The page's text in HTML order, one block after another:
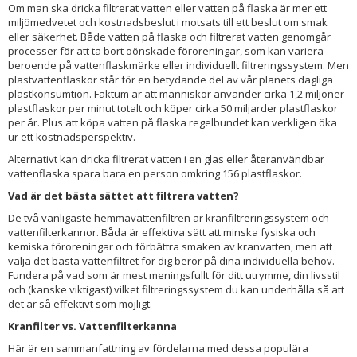
Om man ska dricka filtrerat vatten eller vatten på flaska är mer ett
miljömedvetet och kostnadsbeslut i motsats till ett beslut om smak
eller säkerhet. Både vatten på flaska och filtrerat vatten genomgår
processer för att ta bort oönskade föroreningar, som kan variera
beroende på vattenflaskmärke eller individuellt filtreringssystem. Men
plastvattenflaskor står för en betydande del av vår planets dagliga
plastkonsumtion. Faktum är att människor använder cirka 1,2 miljoner
plastflaskor per minut totalt och köper cirka 50 miljarder plastflaskor
per år. Plus att köpa vatten på flaska regelbundet kan verkligen öka
ur ett kostnadsperspektiv.
Alternativt kan dricka filtrerat vatten i en glas eller återanvändbar
vattenflaska spara bara en person omkring 156 plastflaskor.
Vad är det bästa sättet att filtrera vatten?
De två vanligaste hemmavattenfiltren är kranfiltreringssystem och
vattenfilterkannor. Båda är effektiva sätt att minska fysiska och
kemiska föroreningar och förbättra smaken av kranvatten, men att
välja det bästa vattenfiltret för dig beror på dina individuella behov.
Fundera på vad som är mest meningsfullt för ditt utrymme, din livsstil
och (kanske viktigast) vilket filtreringssystem du kan underhålla så att
det är så effektivt som möjligt.
Kranfilter vs. Vattenfilterkanna
Här är en sammanfattning av fördelarna med dessa populära